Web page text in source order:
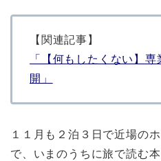
【関連記事】
「【何もしたくない】
開」
１１月も２泊３日で近場の
で、いまのうちに旅で読む